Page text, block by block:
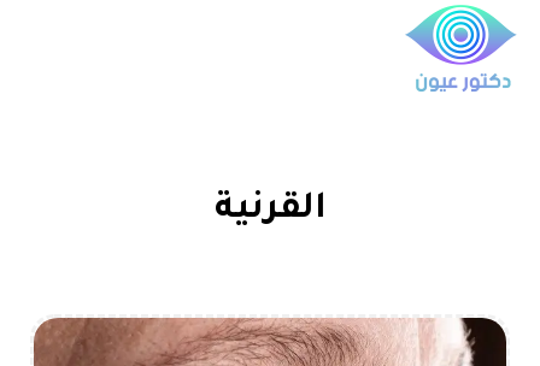
القرنية